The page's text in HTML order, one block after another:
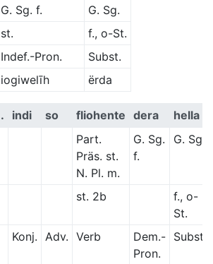
G. Sg. f.
G. Sg.
st.
f., o-St.
Indef.-Pron.
Subst.
iogiwelīh ërda
. indi so fliohente dera
hella
Part.
Präs. st.
N. Pl. m.
G. Sg.
f.
G. Sg.
st. 2b
f., o-
St.
Konj. Adv. Verb
Dem.-
Pron.
Subst.